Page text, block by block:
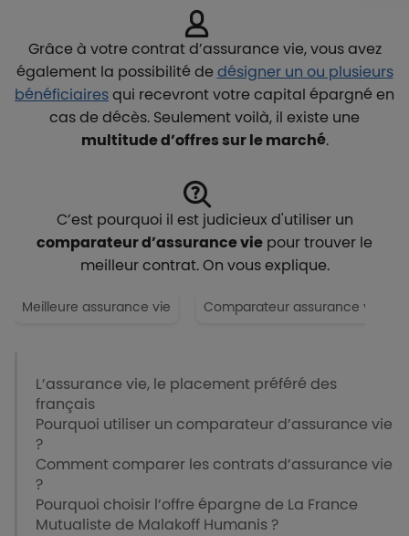
Grâce à votre contrat d’assurance vie, vous avez
également la possibilité dedésigner un ou plusieurs
bénéficiairesqui recevront votre capital épargné en
cas de décès. Seulement voilà, il existe une
multitude d’offres sur le marché.
C’est pourquoi il est judicieux d'utiliser un
comparateur d’assurance vie pour trouver le
meilleur contrat. On vous explique.
Meilleure assurance vie Comparateur assurance vie
L’assurance vie, le placement préféré des
français
Pourquoi utiliser un comparateur d’assurance vie
?
Comment comparer les contrats d’assurance vie
?
Pourquoi choisir l’offre épargne de La France
Mutualiste de Malakoff Humanis ?